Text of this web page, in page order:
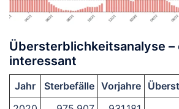
Übersterblichkeitsanalyse –
interessant
Jahr Sterbefälle Vorjahre